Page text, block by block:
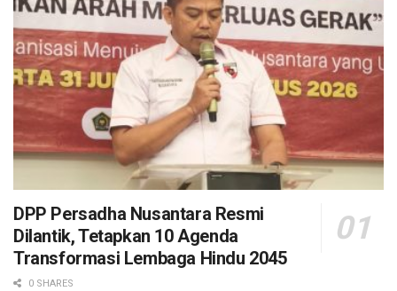
DPP Persadha Nusantara Resmi
Dilantik, Tetapkan 10 Agenda
Transformasi Lembaga Hindu 2045
0 SHARES